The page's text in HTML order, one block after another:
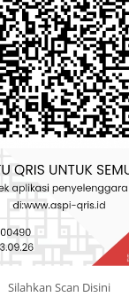
Silahkan Scan Disini